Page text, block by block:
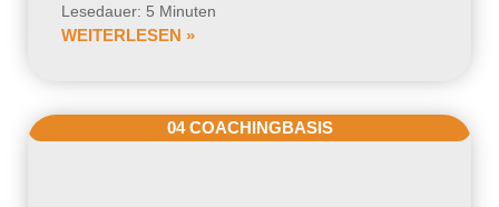
Lesedauer: 5 Minuten
WEITERLESEN »
04 COACHINGBASIS